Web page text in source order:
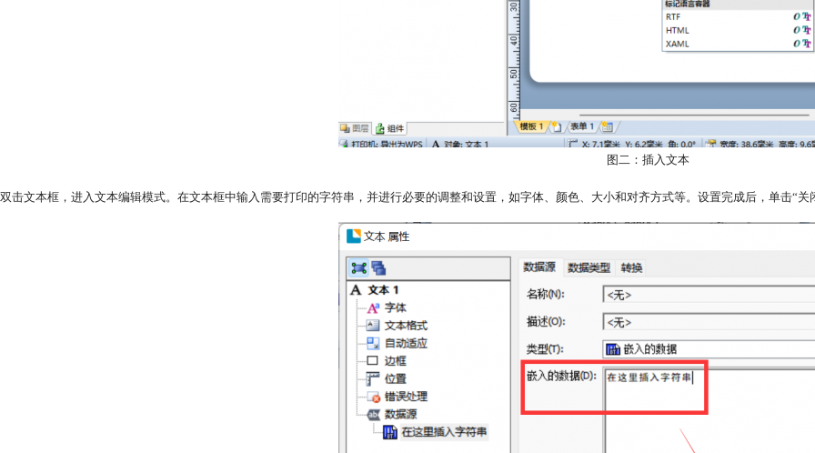
图二：插入文本
双击文本框，进入文本编辑模式。在文本框中输入需要打印的字符串，并进行必要的调整和设置，如字体、颜色、大小和对齐方式等。设置完成后，单击“关